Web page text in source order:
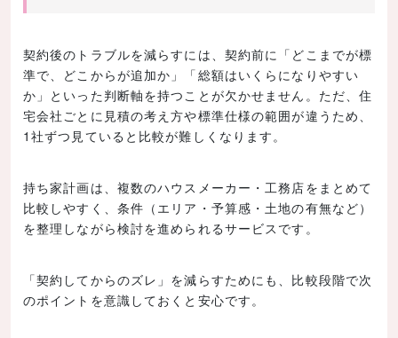
契約後のトラブルを減らすには、契約前に「どこまでが標
準で、どこからが追加か」「総額はいくらになりやすい
か」といった判断軸を持つことが欠かせません。ただ、住
宅会社ごとに見積の考え方や標準仕様の範囲が違うため、
1社ずつ見ていると比較が難しくなります。
持ち家計画は、複数のハウスメーカー・工務店をまとめて
比較しやすく、条件（エリア・予算感・土地の有無など）
を整理しながら検討を進められるサービスです。
「契約してからのズレ」を減らすためにも、比較段階で次
のポイントを意識しておくと安心です。